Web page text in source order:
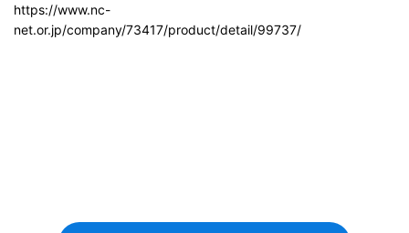
https://www.nc-
net.or.jp/company/73417/product/detail/99737/